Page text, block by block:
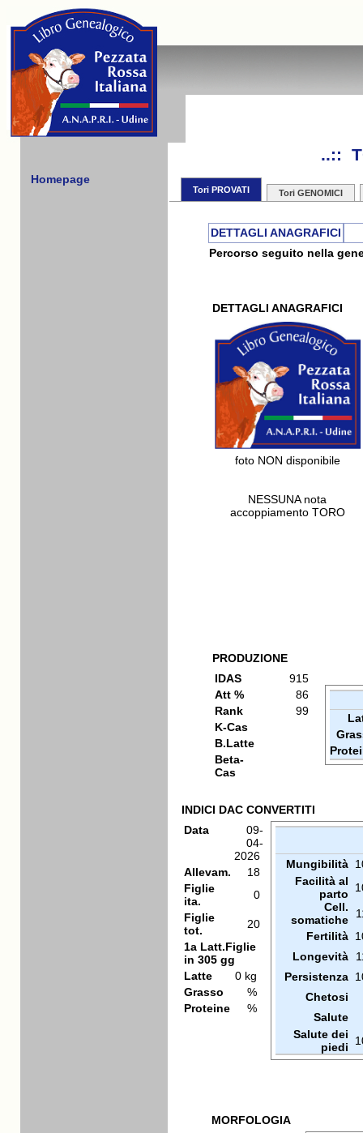
Homepage
..::
Tori PROVATI Tori GENOMICI
DETTAGLI ANAGRAFICI
Percorso seguito nella
DETTAGLI ANAGRAFICI
foto NON disponibile
NESSUNA nota
accoppiamento TORO
PRODUZIONE
IDAS
915
Att %
86
Rank
99
K-Cas
B.Latte
Beta-
Cas
INDICI DAC CONVERTITI
Data
09-
04-
2026
Allevam.
18
Figlie
ita.
0
Figlie
tot.
20
1a Latt.Figlie
in 305 gg
Latte
0 kg
Grasso
%
Proteine
%
Mungibilità
Facilità al
parto
Cell.
somatiche
Fertilità
Longevità
Persistenza
Chetosi
Salute
Salute dei
piedi
MORFOLOGIA